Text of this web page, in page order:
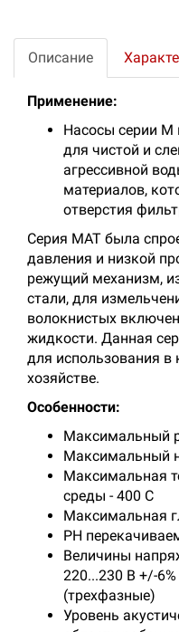
Описание
Применение:
Насосы серии M
для чистой и
агрессивной
материалов,
отверстия
Серия MAT была
давления и низкой
режущий механизм,
стали, для
волокнистых
жидкости. Данная
для использования
хозяйстве.
Особенности:
Максимальный
Максимальный
Максимальная
среды - 400 С
Максимальная
PH
Величины
220...230 В +/-
(трехфазные)
Уровень